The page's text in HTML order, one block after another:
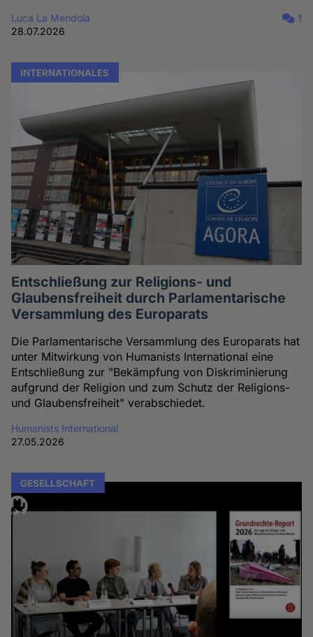
Luca La Mendola
28.07.2026
1
INTERNATIONALES
Entschließung zur Religions- und
Glaubensfreiheit durch Parlamentarische
Versammlung des Europarats
Die Parlamentarische Versammlung des Europarats hat
unter Mitwirkung von Humanists International eine
Entschließung zur "Bekämpfung von Diskriminierung
aufgrund der Religion und zum Schutz der Religions-
und Glaubensfreiheit" verabschiedet.
Humanists International
27.05.2026
GESELLSCHAFT